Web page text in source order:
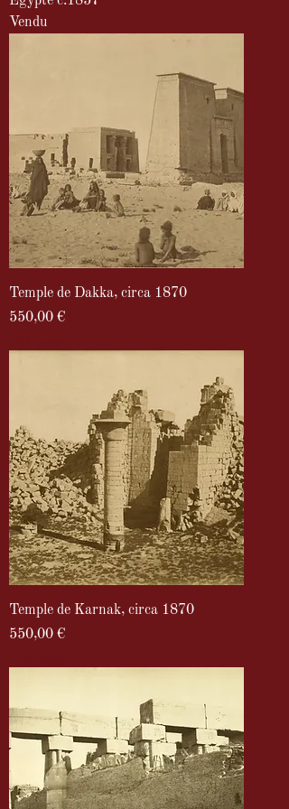
Vendu
Temple de Dakka, circa 1870
Prix
550,00 €
Temple de Karnak, circa 1870
Prix
550,00 €